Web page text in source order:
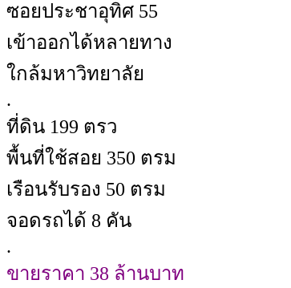
ซอยประชาอุทิศ 55
เข้าออกได้หลายทาง
ใกล้มหาวิทยาลัย
.
ที่ดิน 199 ตรว
พื้นที่ใช้สอย 350 ตรม
เรือนรับรอง 50 ตรม
จอดรถได้ 8 คัน
.
ขายราคา 38 ล้านบาท